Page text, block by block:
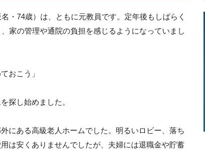
・74歳）は、ともに元教員です。定年後もしばらく
家の管理や通院の負担を感じるようになっていまし
おこう」
探し始めました。
にある高級老人ホームでした。明るいロビー、落ち
は安くありませんでしたが、夫婦には退職金や貯蓄